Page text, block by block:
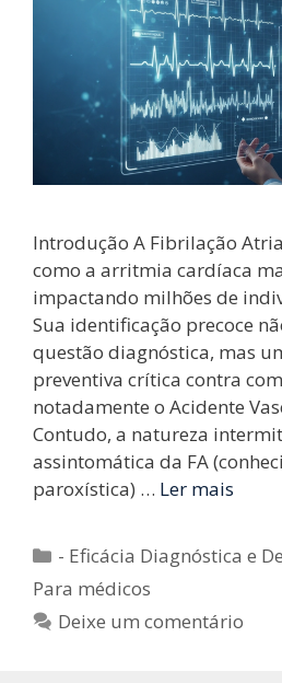
Introdução A Fibrilação
como a arritmia cardíaca
impactando milhões de
Sua identificação precoce
questão diagnóstica, mas
preventiva crítica contra
notadamente o Acidente
Contudo, a natureza
assintomática da FA
paroxística) … Ler mais
Categorias
- Eficácia Diagnóstica e
Para médicos
Deixe um comentário